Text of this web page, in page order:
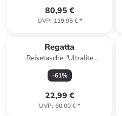
80,95 €
UVP: 119,95 €*
Regatta
Reisetasche "Ultralite
Packaway" in Schwarz - (B)60
x (H)30 x (T)30 cm - 50 l
-61%
22,99 €
UVP: 60,00 €*